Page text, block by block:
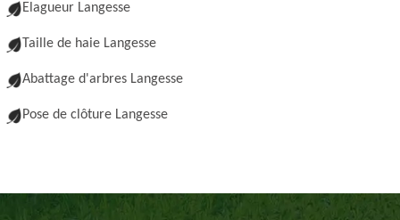
Elagueur Langesse
Taille de haie Langesse
Abattage d'arbres Langesse
Pose de clôture Langesse